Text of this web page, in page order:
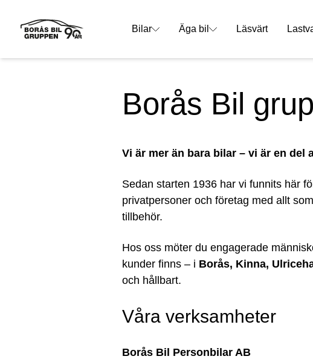
Bilar Äga bil Läsvärt
Borås Bil
Vi är mer än bara bilar – vi är en del
Sedan starten 1936 har vi funnits här
privatpersoner och företag med allt
tillbehör.
Hos oss möter du engagerade
kunder finns – i Borås, Kinna,
och hållbart.
Våra verksamheter
Borås Bil Personbilar AB